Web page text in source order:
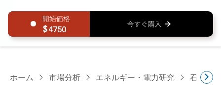
4750
ホーム 市場分析 エネルギー・電力研究 石油・